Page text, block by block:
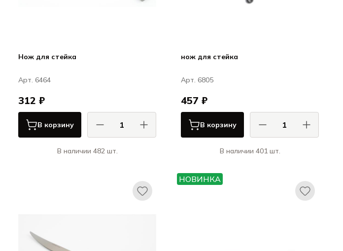
Нож для стейка
Арт. 6464
312 ₽
В корзину
В наличии 482 шт.
нож для стейка
Арт. 6805
457 ₽
В корзину
В наличии 401 шт.
London 18/10 Vintage
НОВИНКА